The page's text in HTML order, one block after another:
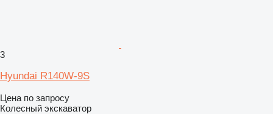
3
Hyundai R140W-9S
Цена по запросу
Колесный экскаватор